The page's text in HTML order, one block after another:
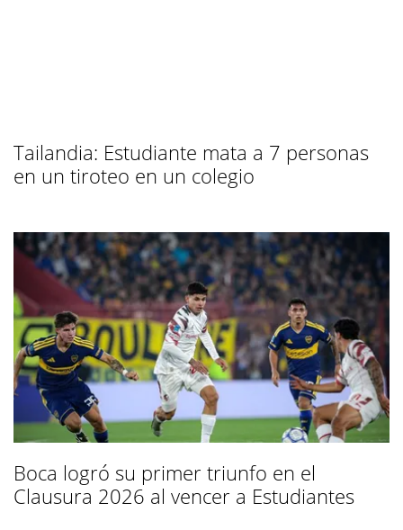
Tailandia: Estudiante mata a 7 personas
en un tiroteo en un colegio
Boca logró su primer triunfo en el
Clausura 2026 al vencer a Estudiantes